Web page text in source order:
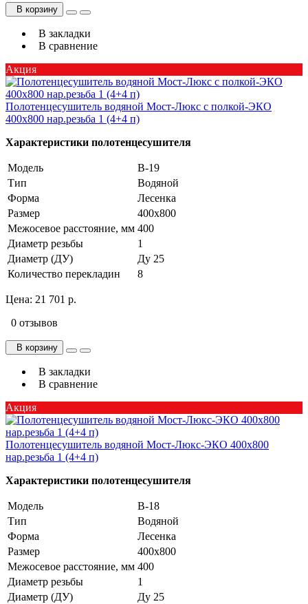
В корзину
В закладки
В сравнение
Акция
Полотенцесушитель водяной Мост-Люкс с полкой-ЭКО
400х800 нар.резьба 1 (4+4 п)
Характеристики полотенцесушителя
Модель
В-19
Тип
Водяной
Форма
Лесенка
Размер
400х800
Межосевое расстояние, мм 400
Диаметр резьбы
1
Диаметр (ДУ)
Ду 25
Количество перекладин
8
Цена: 21 701 р.
0 отзывов
В корзину
В закладки
В сравнение
Акция
Полотенцесушитель водяной Мост-Люкс-ЭКО 400х800
нар.резьба 1 (4+4 п)
Характеристики полотенцесушителя
Модель
В-18
Тип
Водяной
Форма
Лесенка
Размер
400х800
Межосевое расстояние, мм 400
Диаметр резьбы
1
Диаметр (ДУ)
Ду 25